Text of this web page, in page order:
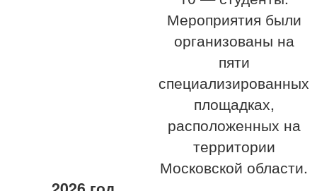
Мероприятия были
организованы на
пяти
специализированных
площадках,
расположенных на
территории
Московской области.